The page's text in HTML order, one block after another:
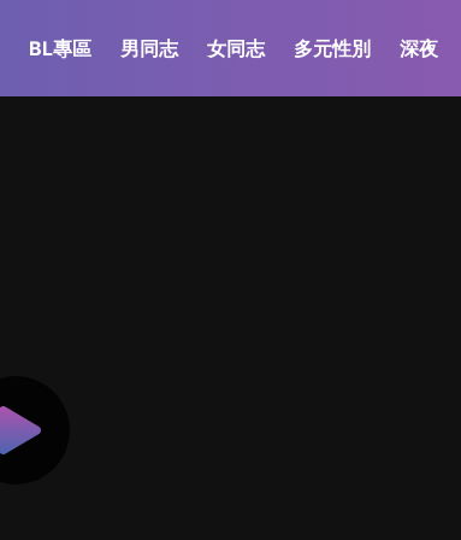
BL專區 男同志 女同志 多元性別 深夜